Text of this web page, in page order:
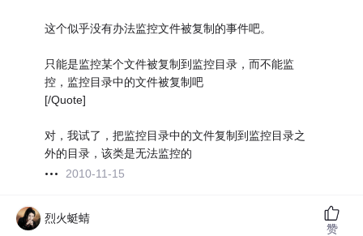
这个似乎没有办法监控文件被复制的事件吧。
只能是监控某个文件被复制到监控目录，而不能监
控，监控目录中的文件被复制吧
[/Quote]
对，我试了，把监控目录中的文件复制到监控目录之
外的目录，该类是无法监控的
2010-11-15
烈火蜓蜻
赞